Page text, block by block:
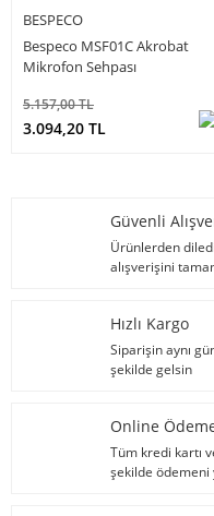
BESPECO
Bespeco MSF01C Akrobat
Mikrofon Sehpası
5.157,00 TL
3.094,20 TL
Güvenli
Ürünlerden
alışverişini
Hızlı Kargo
Siparişin aynı
şekilde gelsin
Online
Tüm kredi kartı
şekilde ödemeni